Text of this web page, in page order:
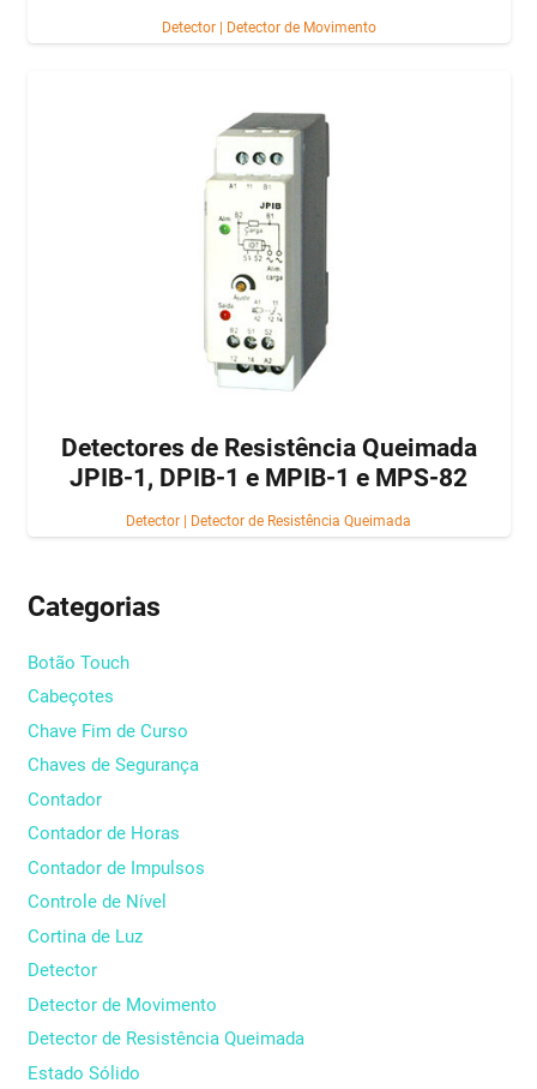
Detector| Detector de Movimento
Detectores de Resistência Queimada
JPIB-1, DPIB-1 e MPIB-1 e MPS-82
Detector Detector de Resistência Queimada
Categorias
Botão Touch
Cabeçotes
Chave Fim de Curso
Chaves de Segurança
Contador
Contador de Horas
Contador de Impulsos
Controle de Nível
Cortina de Luz
Detector
Detector de Movimento
Detector de Resistência Queimada
Estado Sólido